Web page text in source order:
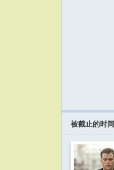
被截止的时间